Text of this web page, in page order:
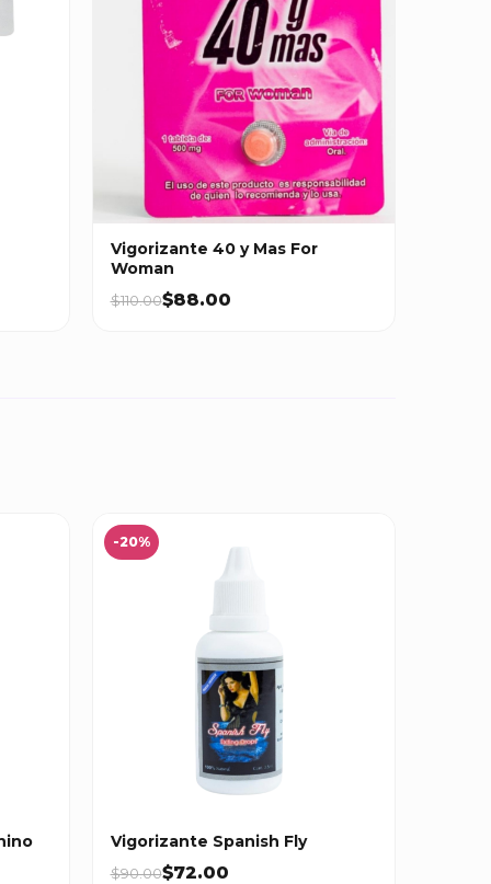
Vigorizante 40 y Mas For
Woman
$110.00$88.00
-20%
Vigorizante Spanish Fly
$90.00$72.00